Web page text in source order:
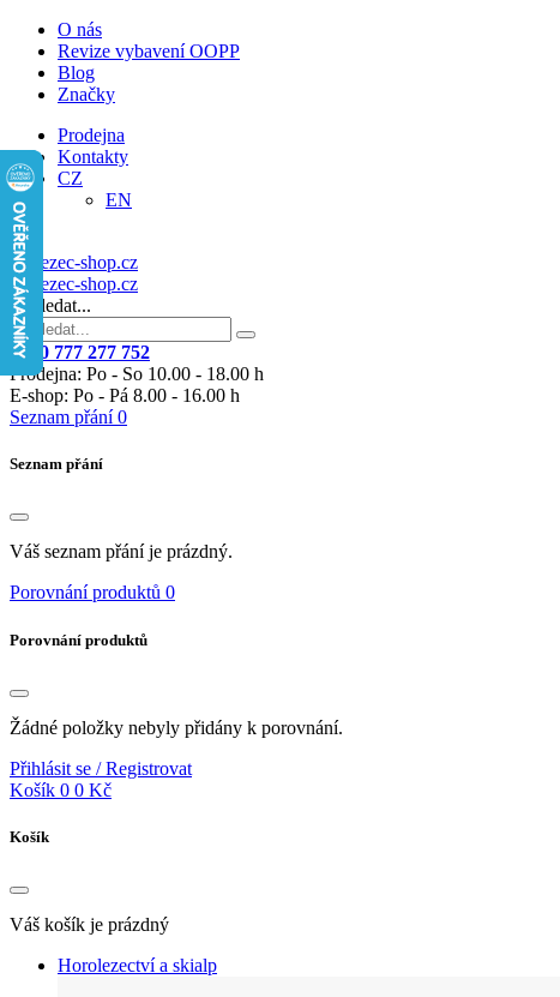
O nás
Revize vybavení OOPP
Blog
Značky
Prodejna
Kontakty
CZ
EN
Vyhledat...
+420 777 277 752
Prodejna: Po - So 10.00 - 18.00 h
E-shop: Po - Pá 8.00 - 16.00 h
Seznam přání 0
Seznam přání
Váš seznam přání je prázdný.
Porovnání produktů 0
Porovnání produktů
Žádné položky nebyly přidány k porovnání.
Přihlásit se / Registrovat
Košík 0 0 Kč
Košík
Váš košík je prázdný
Horolezectví a skialp